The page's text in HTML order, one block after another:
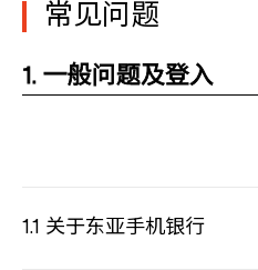
常见问题
1. 一般问题及登入
1.1 关于东亚手机银行